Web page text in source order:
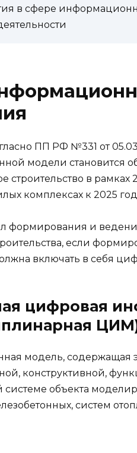
в сфере
ПП РФ №331 от
модели становится
строительство в рамках
комплексах к 2025
формирования и
если
включать в себя
цифровая
модель, содержащая
конструктивной,
объекта
систем